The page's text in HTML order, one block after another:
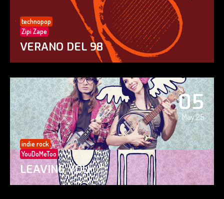
technopop
Zipi Zape
VERANO DEL 98
05
May 25
indie rock
YouDoMeToo
LEAVING YOU